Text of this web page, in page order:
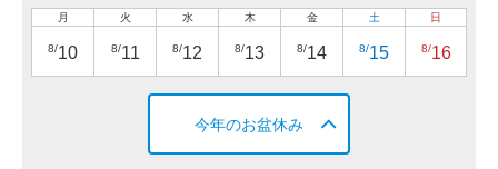
月
8/10
火
8/11
水
8/12
木
8/13
金
8/14
土
8/15
日
8/16
今年のお盆休み